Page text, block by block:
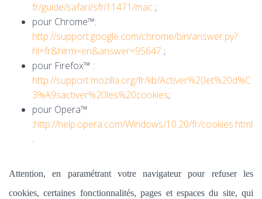
fr/guide/safari/sfri11471/mac ;
pour Chrome™:
http://support.google.com/chrome/bin/answer.py?
hl=fr&hlrm=en&answer=95647 ;
pour Firefox™ :
http://support.mozilla.org/fr/kb/Activer%20et%20d%C
3%A9sactiver%20les%20cookies;
pour Opera™
:http://help.opera.com/Windows/10.20/fr/cookies.html
.
Attention, en paramétrant votre navigateur pour refuser les
cookies, certaines fonctionnalités, pages et espaces du site, qui